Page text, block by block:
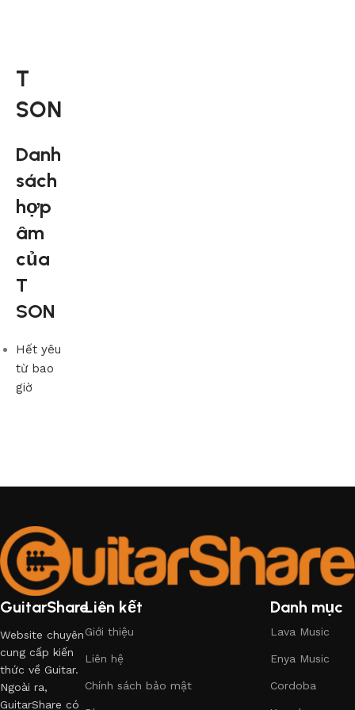
T
SON
Danh
sách
hợp
âm
của
T
SON
Hết yêu
từ bao
giờ
GuitarShare
Website chuyên
cung cấp kiến
thức về Guitar.
Ngoài ra,
GuitarShare có
Liên kết
Giới thiệu
Liên hệ
Chính sách bảo mật
Danh mục
Lava Music
Enya Music
Cordoba